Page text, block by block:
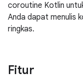
coroutine Kotlin
Anda dapat menulis
ringkas.
Fitur